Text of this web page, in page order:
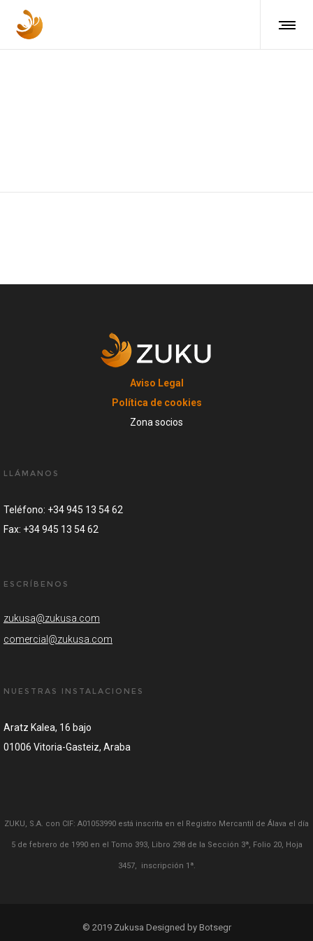
Aviso Legal
Política de cookies
Zona socios
LLÁMANOS
Teléfono: +34 945 13 54 62
Fax: +34 945 13 54 62
ESCRÍBENOS
zukusa@zukusa.com
comercial@zukusa.com
NUESTRAS INSTALACIONES
Aratz Kalea, 16 bajo
01006 Vitoria-Gasteiz, Araba
ZUKU, S.A. con CIF: A01053990 está inscrita en el Registro Mercantil de Álava el día
5 de febrero de 1990 en el Tomo 393, Libro 298 de la Sección 3ª, Folio 20, Hoja
3457, inscripción 1ª.
© 2019 Zukusa Designed by Botsegr